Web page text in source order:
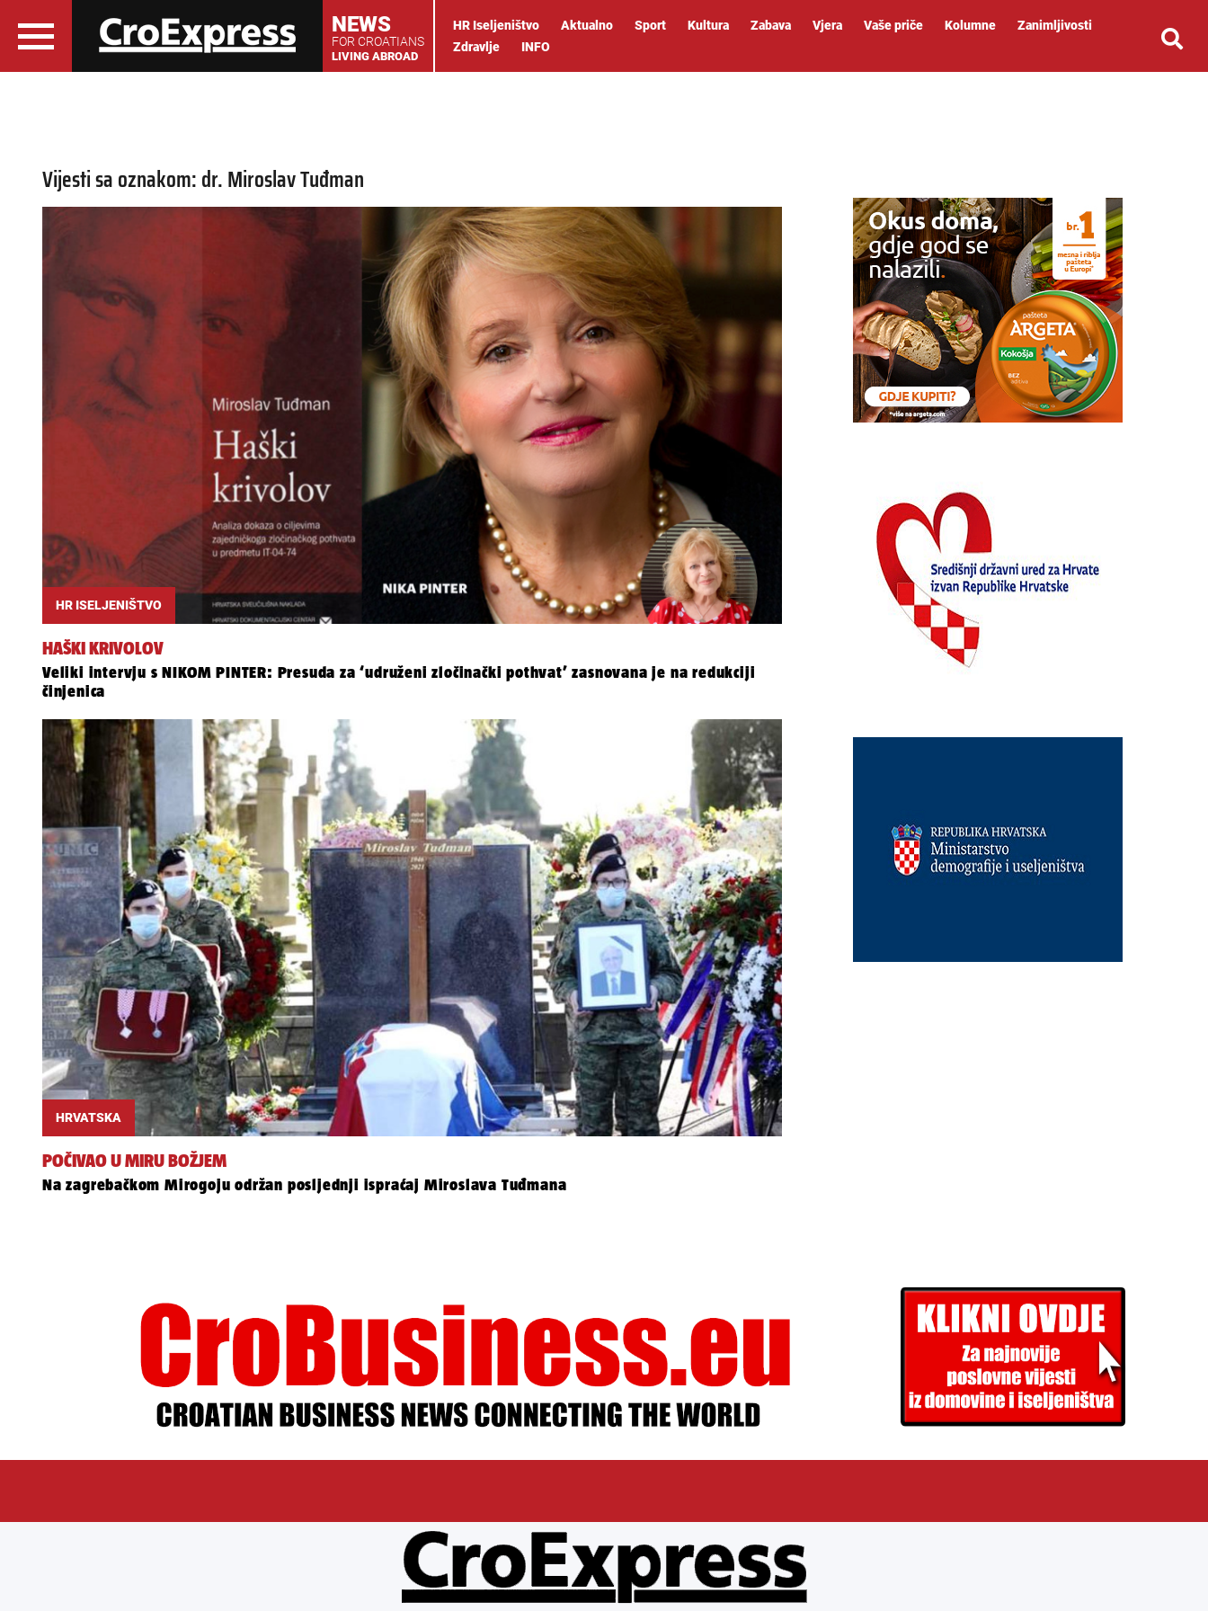
NEWS
FOR CROATIANS
LIVING ABROAD
HR Iseljeništvo Aktualno Sport Kultura Zabava Vjera Vaše priče Kolumne
Zanimljivosti
Zdravlje
INFO
Vijesti sa oznakom: dr. Miroslav Tuđman
HR ISELJENIŠTVO
HAŠKI KRIVOLOV
Veliki intervju s NIKOM PINTER: Presuda za ‘udruženi zločinački pothvat’ zasnovana je na redukciji
činjenica
HRVATSKA
POČIVAO U MIRU BOŽJEM
Na zagrebačkom Mirogoju održan posljednji ispraćaj Miroslava Tuđmana
IMPRESSUM AGB DATENSCHUTZ MEDIADATEN